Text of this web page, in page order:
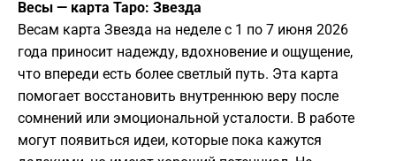
Весы — карта Таро: Звезда
Весам карта Звезда на неделе с 1 по 7 июня 2026
года приносит надежду, вдохновение и ощущение,
что впереди есть более светлый путь. Эта карта
помогает восстановить внутреннюю веру после
сомнений или эмоциональной усталости. В работе
могут появиться идеи, которые пока кажутся